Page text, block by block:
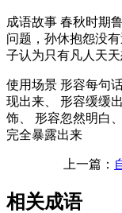
成语故事 春秋时期
问题，孙休抱怨没
子认为只有凡人天
使用场景 形容每句
现出来、 形容缓缓
饰、 形容忽然明白
完全暴露出来
上一篇：
相关成语